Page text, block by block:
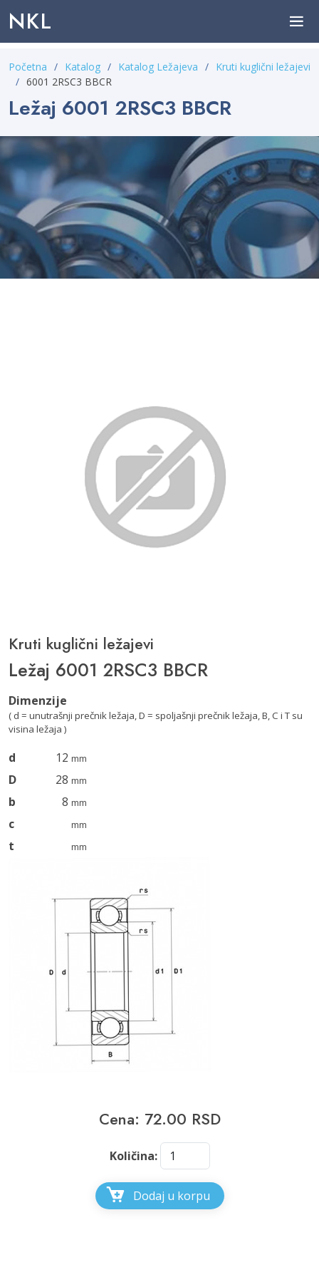
NKL
Početna Katalog Katalog Ležajeva
Kruti kuglični ležajevi
6001 2RSC3 BBCR
Ležaj 6001 2RSC3 BBCR
Kruti kuglični ležajevi
Ležaj 6001 2RSC3 BBCR
Dimenzije
( d = unutrašnji prečnik ležaja, D = spoljašnji prečnik ležaja, B, C i T su
visina ležaja )
d 12 mm
D 28 mm
b 8 mm
c mm
t mm
Cena: 72.00 RSD
Količina:
Dodaj u korpu